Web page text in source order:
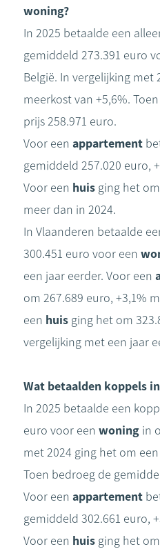
woning?
In 2025 betaalde een
gemiddeld 273.391 euro
België. In vergelijking met
meerkost van +5,6%.
prijs 258.971 euro.
Voor een appartement
gemiddeld 257.020 euro,
Voor een huis ging het
meer dan in 2024.
In Vlaanderen betaalde
300.451 euro voor een
een jaar eerder. Voor een
om 267.689 euro, +3,1%
een huis ging het om
vergelijking met een jaar
Wat betaalden koppels
In 2025 betaalde een
euro voor een woning in
met 2024 ging het om
Toen bedroeg de
Voor een appartement
gemiddeld 302.661 euro,
Voor een huis ging het